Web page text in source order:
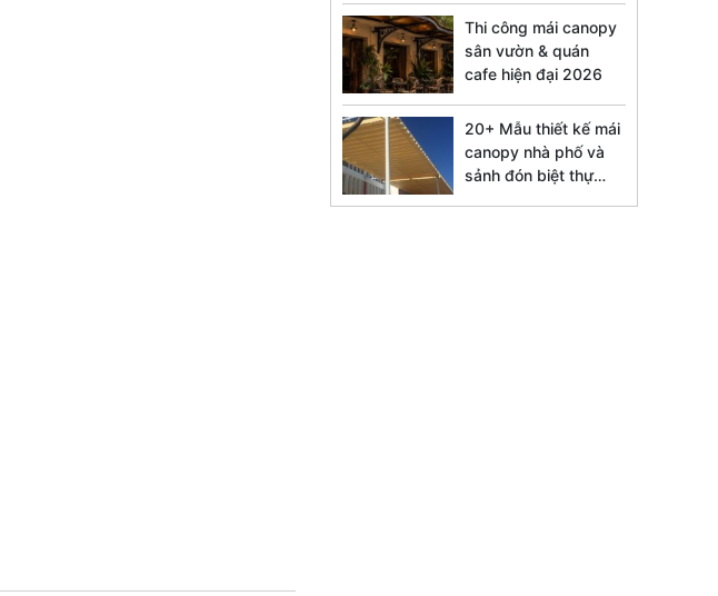
Thi công mái canopy
sân vườn & quán
cafe hiện đại 2026
20+ Mẫu thiết kế mái
canopy nhà phố và
sảnh đón biệt thự